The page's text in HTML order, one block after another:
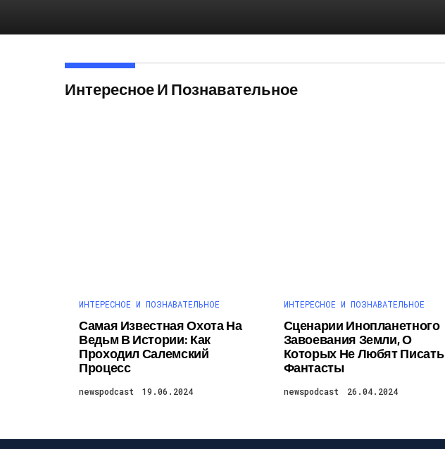
Интересное И Познавательное
ИНТЕРЕСНОЕ И ПОЗНАВАТЕЛЬНОЕ
Самая Известная Охота На
Ведьм В Истории: Как
Проходил Салемский
Процесс
newspodcast 19.06.2024
ИНТЕРЕСНОЕ И ПОЗНАВАТЕЛЬНОЕ
Сценарии Инопланетного
Завоевания Земли, О
Которых Не Любят Писать
Фантасты
newspodcast 26.04.2024